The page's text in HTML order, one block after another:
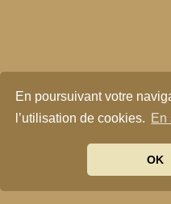
En poursuivant votre
l’utilisation de cookies. En
OK